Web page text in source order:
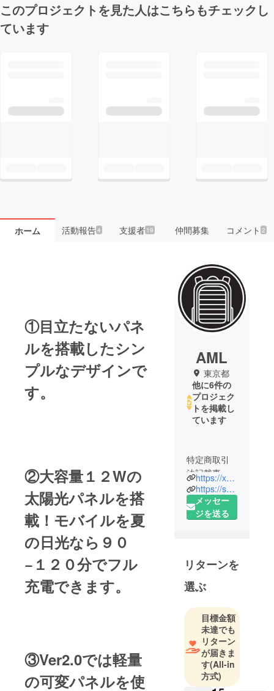
このプロジェクトを見た人はこちらもチェックし
ています
ホーム 活動報告4 支援者 19 仲間募集 コメント2
①目立たないパネ
ルを搭載したシン
プルなデザインで
す。
②大容量１２Wの
太陽光パネルを搭
載！モバイルを夏
の日光なら９０
−１２０分でフル
充電できます。
③Ver2.0では軽量
の可変パネルを使
AML
東京都
他に6件の
プロジェク
トを掲載し
ています
特定商取引
法記載事項
事業者名：
AML
MAIO
住所 ：
No. 5, 17/F,
Strand 50 50
Bonham
Strand,
Sheung
Wan, Hong
Kong
連絡先 ：
https://xxiititanium.com/
https://solarbax.com
メッセー
ジを送る
リターンを
選ぶ
目標金額
未達でも
リターン
が届きま
す(All-in
方式)